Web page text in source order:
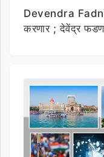
Devendra
करणार ; देवेंद्र